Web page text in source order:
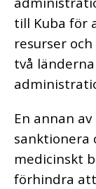
till Kuba för
resurser
två
En annan
sanktionera
medicinskt
förhindra